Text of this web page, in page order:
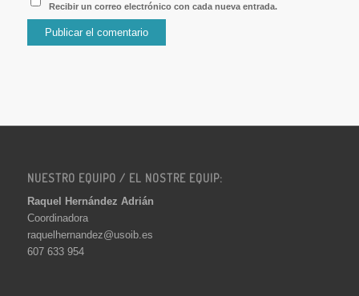
Recibir un correo electrónico con cada nueva entrada.
NUESTRO EQUIPO / EL NOSTRE EQUIP:
Raquel Hernández Adrián
Coordinadora
raquelhernandez@usoib.es
607 633 954